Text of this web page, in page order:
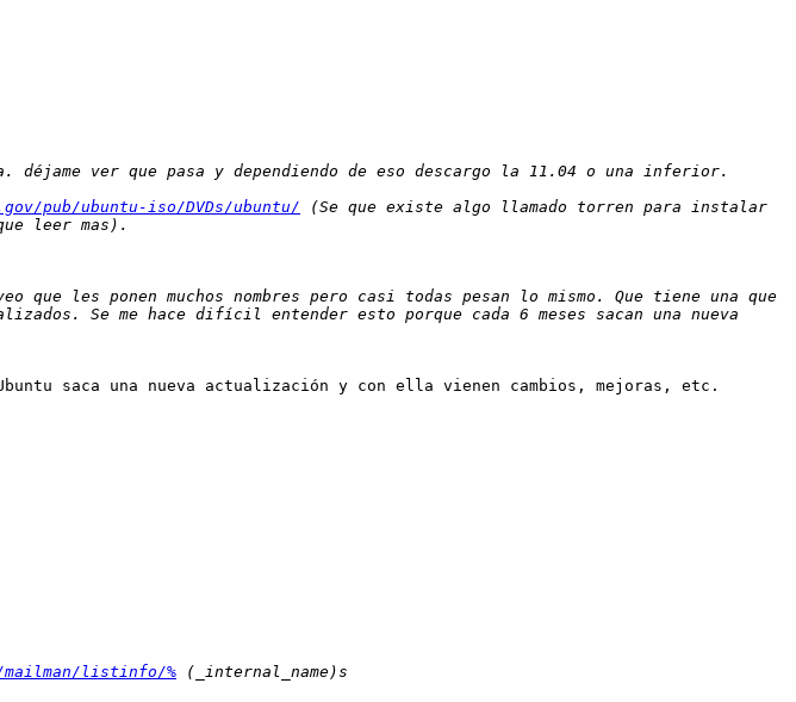
pub/ubuntu-iso/DVDs/ubuntu/ (Se que existe algo llamado torren para instalar
les ponen muchos nombres pero casi todas pesan lo mismo. Que tiene una que
Se me hace difícil entender esto porque cada 6 meses sacan una nueva
saca una nueva actualización y con ella vienen cambios, mejoras, etc.
listinfo/%